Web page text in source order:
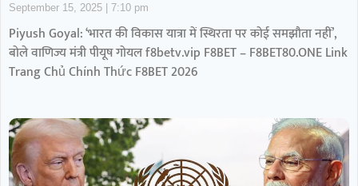
September 15, 2025 7:10 pm
Piyush Goyal: ‘भारत की विकास यात्रा में स्थिरता पर कोई समझौता नहीं’,
बोले वाणिज्य मंत्री पीयूष गोयल f8betv.vip F8BET – F8BET80.ONE Link
Trang Chủ Chính Thức F8BET 2026